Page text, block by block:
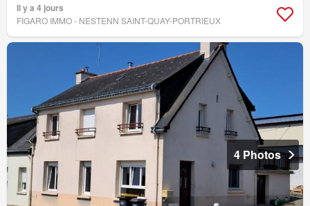
Il y a 4 jours
FIGARO IMMO - NESTENN SAINT-QUAY-PORTRIEUX
4 Photos